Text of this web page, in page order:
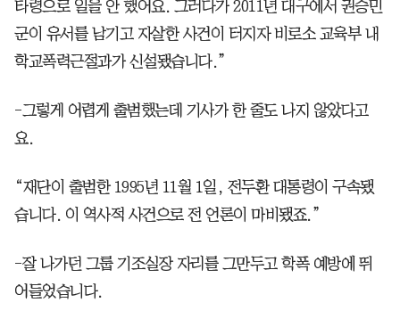
타령으로 일을 안 했어요. 그러다가 2011년 대구에서 권승민
군이 유서를 남기고 자살한 사건이 터지자 비로소 교육부 내
학교폭력근절과가 신설됐습니다.”
-그렇게 어렵게 출범했는데 기사가 한 줄도 나지 않았다고
요.
“재단이 출범한 1995년 11월 1일, 전두환 대통령이 구속됐
습니다. 이 역사적 사건으로 전 언론이 마비됐죠.”
-잘 나가던 그룹 기조실장 자리를 그만두고 학폭 예방에 뛰
어들었습니다.